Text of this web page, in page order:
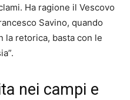
Ha ragione il Vescovo
Savino, quando
la retorica, basta con le
nei campi e